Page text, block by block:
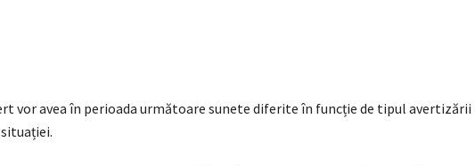
vor avea în perioada următoare sunete diferite în funcție de tipul avertizării